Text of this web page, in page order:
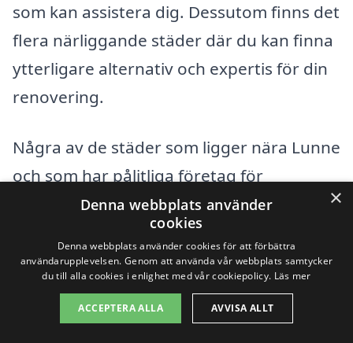
som kan assistera dig. Dessutom finns det
flera närliggande städer där du kan finna
ytterligare alternativ och expertis för din
renovering.
Några av de städer som ligger nära Lunne
och som har pålitliga företag för
köksrenovering inkluderar:
Östersund
Frösön
×
Denna webbplats använder
cookies
Denna webbplats använder cookies för att förbättra
användarupplevelsen. Genom att använda vår webbplats samtycker
du till alla cookies i enlighet med vår cookiepolicy. Läs mer
ACCEPTERA ALLA AVVISA ALLT